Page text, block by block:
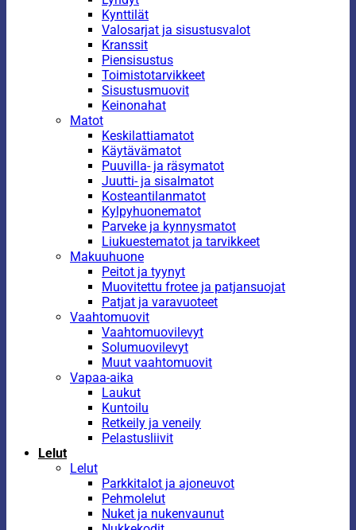
Kynttilät
Valosarjat ja sisustusvalot
Kranssit
Piensisustus
Toimistotarvikkeet
Sisustusmuovit
Keinonahat
Matot
Keskilattiamatot
Käytävämatot
Puuvilla- ja räsymatot
Juutti- ja sisalmatot
Kosteantilanmatot
Kylpyhuonematot
Parveke ja kynnysmatot
Liukuestematot ja tarvikkeet
Makuuhuone
Peitot ja tyynyt
Muovitettu frotee ja patjansuojat
Patjat ja varavuoteet
Vaahtomuovit
Vaahtomuovilevyt
Solumuovilevyt
Muut vaahtomuovit
Vapaa-aika
Laukut
Kuntoilu
Retkeily ja veneily
Pelastusliivit
Lelut
Lelut
Parkkitalot ja ajoneuvot
Pehmolelut
Nuket ja nukenvaunut